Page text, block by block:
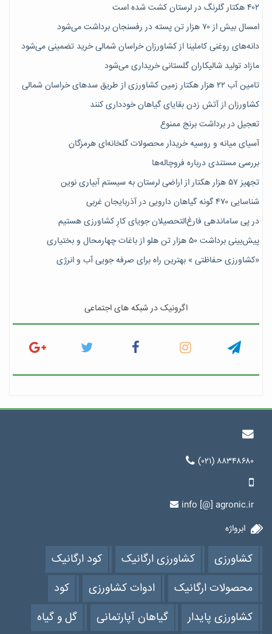
۴۰۲ هکتار گلرنگ در لرستان کشت شده است
امسال بیش از ۷۰ هزار تن پسته در رفسنجان برداشت می‌شود
دانه‌های روغنی کاملینا از کشاورزان خراسان شمالی خرید تضمینی می‌شود
مازاد تولید شالیکاران گلستانی خریداری می‌شود
تامین آب ۲۲ هزار هکتار زمین کشاورزی از طریق سدهای خراسان شمالی
کشاورزان از آتش زدن بقایای گیاهان خودداری کنند
تعجیل در برداشت برنج ممنوع
آسیای میانه و روسیه خریدار محصولات گلخانه‌ای هرمزگان
بررسی مستندی درباره فروچاله‌ها
تجهیز ۵۷ هزار هکتار از اراضی لرستان به سیستم آبیاری نوین
شناسایی ۴۷٠ گونه گیاهان دارویی در آذربایجان غربی
در پی ساماندهی فارغ‌التحصیلان جویای کارِ کشاورزی هستیم
پیش‎‌بینی برداشت ۵۰ هزار تن هلو از باغات چهارمحال و بختیاری
«کشاورزی حفاظتی » بهترین راه برای صرفه جویی آب و انرژی
اگرونیک در شبکه های اجتماعی
(۰۲۱) ۸۸۳۴۸۶۸۰
info [@] agronic.ir
ابرواژه
کشاورزی کشاورزی ارگانیک
کود ارگانیک
محصولات ارگانیک
ادوات کشاورزی
کود
کشاورزی پایدار
گیاهان آپارتمانی گل و گیاه